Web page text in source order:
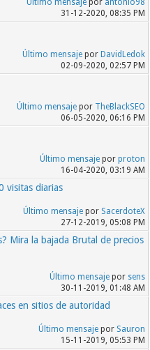
Último mensajepor antonio98
31-12-2020, 08:35 PM
Último mensajepor DavidLedok
02-09-2020, 02:57 PM
Último mensajepor TheBlackSEO
06-05-2020, 06:16 PM
Último mensajepor proton
16-04-2020, 03:19 AM
visitas diarias
Último mensajepor SacerdoteX
27-12-2019, 05:08 PM
Mira la bajada Brutal de precios
Último mensajepor sens
30-11-2019, 01:48 AM
en sitios de autoridad
Último mensajepor Sauron
15-11-2019, 05:53 PM